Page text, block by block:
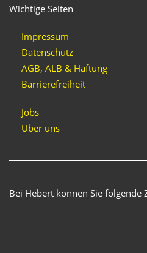
Wichtige Seiten
Impressum
Datenschutz
AGB, ALB & Haftung
Barrierefreiheit
Jobs
Über uns
Bei Hebert können Sie folgende